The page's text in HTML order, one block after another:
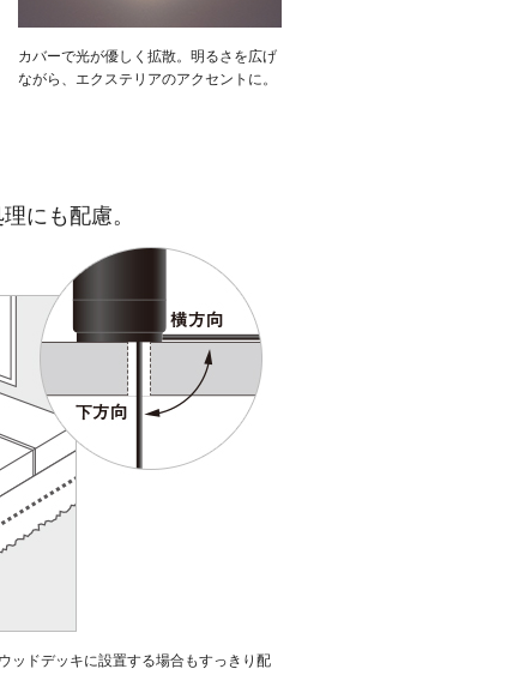
カバーで光が優しく拡散。明るさを広げ
ながら、エクステリアのアクセントに。
にも配慮。
ッドデッキに設置する場合もすっきり配